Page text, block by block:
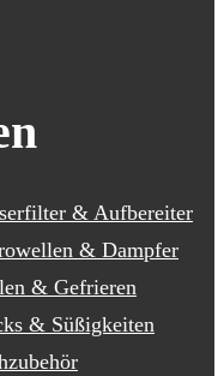
& Aufbereiter
& Dampfer
& Gefrieren
& Süßigkeiten